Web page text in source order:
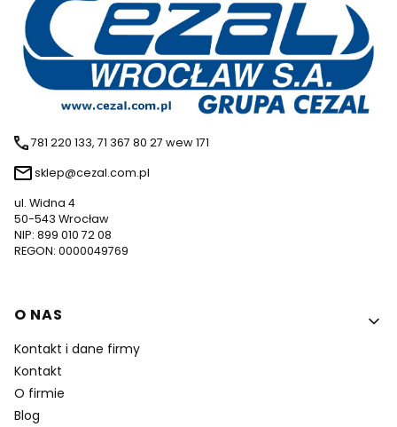
781 220 133, 71 367 80 27 wew 171
sklep@cezal.com.pl
ul. Widna 4
50-543 Wrocław
NIP: 899 010 72 08
REGON: 0000049769
Linki w stopce
O NAS
Kontakt i dane firmy
Kontakt
O firmie
Blog